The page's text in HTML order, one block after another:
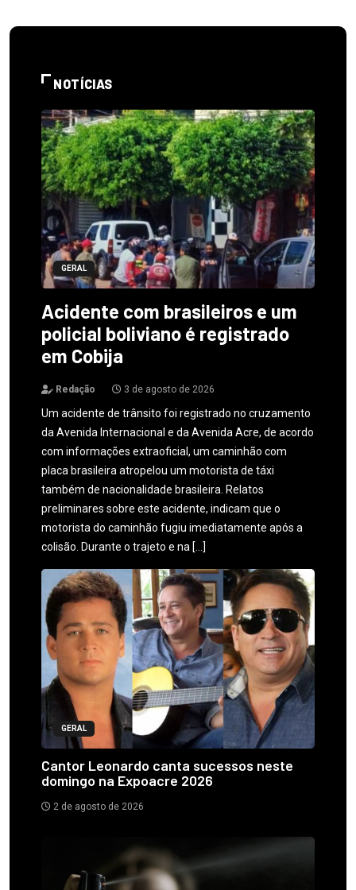
NOTÍCIAS
GERAL
Acidente com brasileiros e um
policial boliviano é registrado
em Cobija
Redação 3 de agosto de 2026
Um acidente de trânsito foi registrado no cruzamento
da Avenida Internacional e da Avenida Acre, de acordo
com informações extraoficial, um caminhão com
placa brasileira atropelou um motorista de táxi
também de nacionalidade brasileira. Relatos
preliminares sobre este acidente, indicam que o
motorista do caminhão fugiu imediatamente após a
colisão. Durante o trajeto e na […]
GERAL
Cantor Leonardo canta sucessos neste
domingo na Expoacre 2026
2 de agosto de 2026